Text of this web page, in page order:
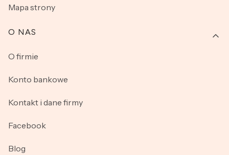
Mapa strony
O NAS
O firmie
Konto bankowe
Kontakt i dane firmy
Facebook
Blog